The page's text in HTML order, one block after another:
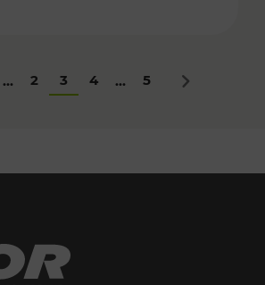
... 2 3 4 ... 5 Nächstes